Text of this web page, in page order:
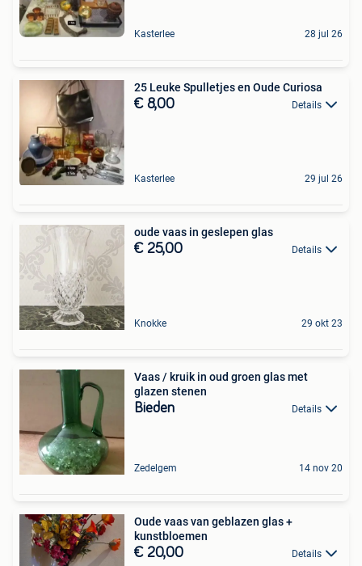
Kasterlee 28 jul 26
25 Leuke Spulletjes en Oude Curiosa
€ 8,00 Details
Kasterlee 29 jul 26
oude vaas in geslepen glas
€ 25,00 Details
Knokke 29 okt 23
Vaas / kruik in oud groen glas met
glazen stenen
Bieden Details
Zedelgem 14 nov 20
Oude vaas van geblazen glas +
kunstbloemen
€ 20,00 Details